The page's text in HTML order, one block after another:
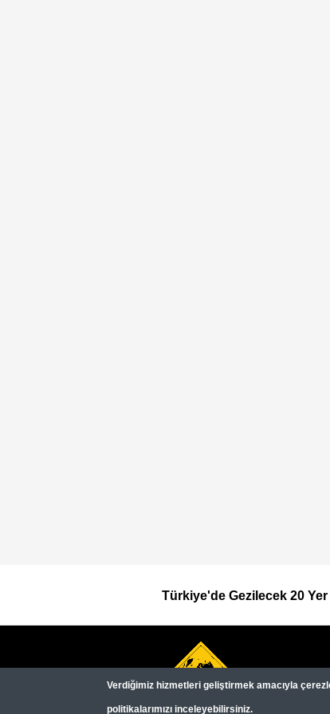
Footer
Top
Menu
Türkiye'de Gezilecek 20 Yer
Verdiğimiz hizmetleri geliştirmek amacıyla
politikalarımızı inceleyebilirsiniz.